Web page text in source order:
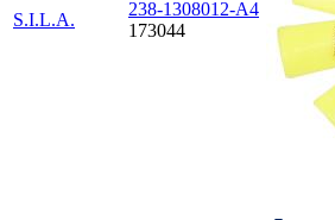
S.I.L.A.
238-1308012-А4
173044